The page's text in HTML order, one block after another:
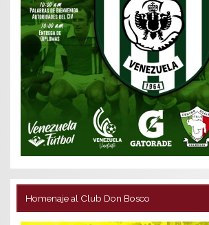
Homenaje al Club Don Bosco